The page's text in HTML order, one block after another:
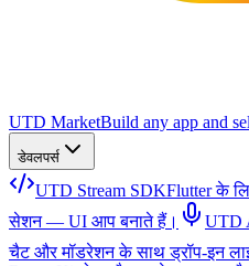
UTD MarketBuild any app and
डेवलपर्स
UTD Stream SDKFlutter के
सेशन — UI आप बनाते हैं।
UTD
चैट और मॉडरेशन के साथ ड्रॉप-इन